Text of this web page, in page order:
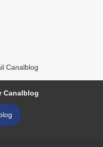
Canalblog
Canalblog